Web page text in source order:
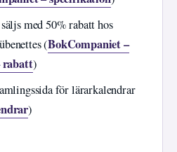
med 50% rabatt hos
(BokCompaniet –
rabatt)
för lärarkalendrar
)